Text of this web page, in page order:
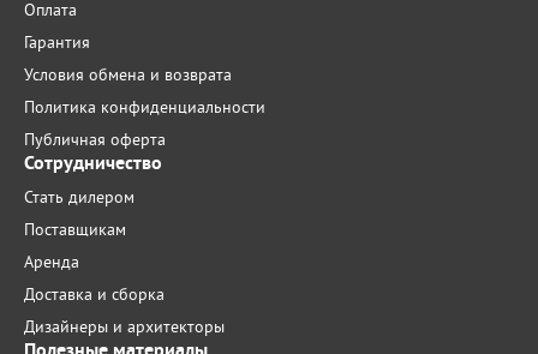
Оплата
Гарантия
Условия обмена и возврата
Политика конфиденциальности
Публичная оферта
Сотрудничество
Стать дилером
Поставщикам
Аренда
Доставка и сборка
Дизайнеры и архитекторы